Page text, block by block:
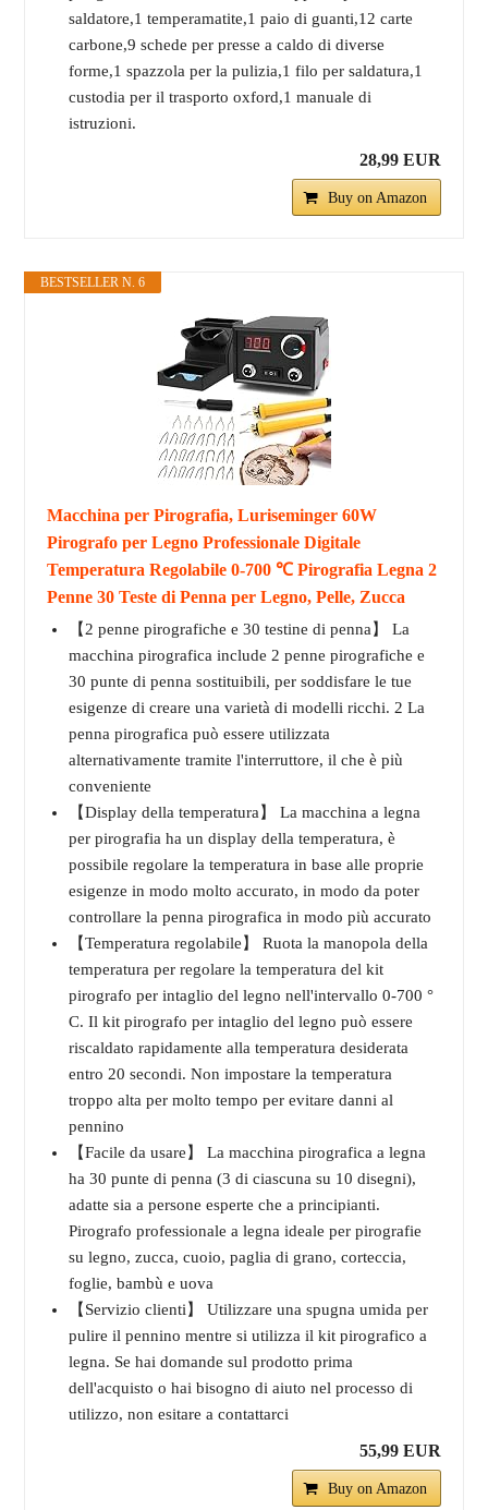
saldatore,1 temperamatite,1 paio di guanti,12 carte
carbone,9 schede per presse a caldo di diverse
forme,1 spazzola per la pulizia,1 filo per saldatura,1
custodia per il trasporto oxford,1 manuale di
istruzioni.
28,99 EUR
Buy on Amazon
BESTSELLER N. 6
Macchina per Pirografia, Luriseminger 60W
Pirografo per Legno Professionale Digitale
Temperatura Regolabile 0-700 ℃ Pirografia Legna 2
Penne 30 Teste di Penna per Legno, Pelle, Zucca
【2 penne pirografiche e 30 testine di penna】 La
macchina pirografica include 2 penne pirografiche e
30 punte di penna sostituibili, per soddisfare le tue
esigenze di creare una varietà di modelli ricchi. 2 La
penna pirografica può essere utilizzata
alternativamente tramite l'interruttore, il che è più
conveniente
【Display della temperatura】 La macchina a legna
per pirografia ha un display della temperatura, è
possibile regolare la temperatura in base alle proprie
esigenze in modo molto accurato, in modo da poter
controllare la penna pirografica in modo più accurato
【Temperatura regolabile】 Ruota la manopola della
temperatura per regolare la temperatura del kit
pirografo per intaglio del legno nell'intervallo 0-700 °
C. Il kit pirografo per intaglio del legno può essere
riscaldato rapidamente alla temperatura desiderata
entro 20 secondi. Non impostare la temperatura
troppo alta per molto tempo per evitare danni al
pennino
【Facile da usare】 La macchina pirografica a legna
ha 30 punte di penna (3 di ciascuna su 10 disegni),
adatte sia a persone esperte che a principianti.
Pirografo professionale a legna ideale per pirografie
su legno, zucca, cuoio, paglia di grano, corteccia,
foglie, bambù e uova
【Servizio clienti】 Utilizzare una spugna umida per
pulire il pennino mentre si utilizza il kit pirografico a
legna. Se hai domande sul prodotto prima
dell'acquisto o hai bisogno di aiuto nel processo di
utilizzo, non esitare a contattarci
55,99 EUR
Buy on Amazon